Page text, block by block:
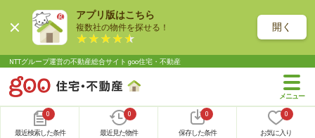
アプリ版はこちら
複数社の物件を探せる！ 開く
NTTグループ運営の不動産総合サイト goo住宅・不動産
0
最近検索した条件
0
最近見た物件
0
保存した条件
0
お気に入り